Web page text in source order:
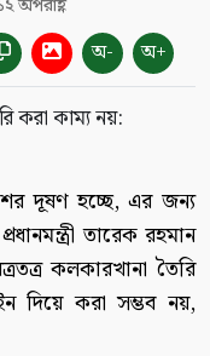
অ- অ+
দূষণ হচ্ছে, এর জন্য
তারেক রহমান
কলকারখানা তৈরি
দিয়ে করা সম্ভব নয়,